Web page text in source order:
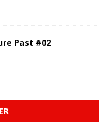
Past #02